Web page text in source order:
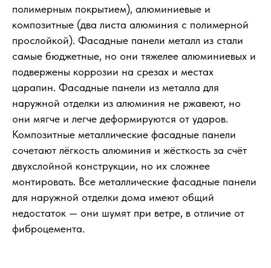
полимерным покрытием), алюминиевые и
композитные (два листа алюминия с полимерной
прослойкой). Фасадные панели металл из стали
самые бюджетные, но они тяжелее алюминиевых и
подвержены коррозии на срезах и местах
царапин. Фасадные панели из металла для
наружной отделки из алюминия не ржавеют, но
они мягче и легче деформируются от ударов.
Композитные металлические фасадные панели
сочетают лёгкость алюминия и жёсткость за счёт
двухслойной конструкции, но их сложнее
монтировать. Все металлические фасадные панели
для наружной отделки дома имеют общий
недостаток — они шумят при ветре, в отличие от
фиброцемента.